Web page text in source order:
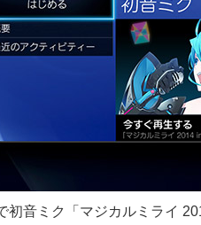
初音ミク「マジカルミライ